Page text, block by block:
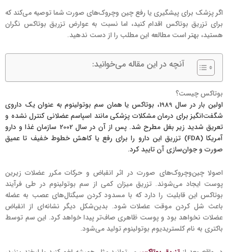
اگر پزشک برای پیشگیری یا رفع چین وچروک‌های صورت شما توصیه می‌کند که
برای تزریق بوتاکس اقدام کنید، اما نسبت به عوارض تزریق بوتاکس نگران
هستید، بهتر است مطالعه این مطلب را از دست ندهید.
آنچه در این مقاله می‌خوانید:
بوتاکس چیست؟
اولین بار در سال 1989، بوتاکس یا همان سم بوتولینوم به ‌عنوان یک داروی
شگفت‌انگیز برای درمان مشکلات پزشکی مانند اسپاسم عضلانی کنترل نشده و
تعریق شدید زیر بغل مطرح شد. پس از آن در سال 2002 سازمان غذا و دارو
آمریکا (FDA) تزریق این دارو را برای رفع یا کاهش خطوط خفیف تا عمیق
صورت و جوان‌سازی آن تایید کرد.
اصولا چین‌و‌چروک‌های صورت در اثر انقباض و حرکات مکرر عضلات زیرین
پوست ایجاد می‌شوند. تزریق میزان کمی از سم بوتولینوم در طی فرآیند
بوتاکس این قابلیت را دارد که با مسدود کردن سیگنال‌های عصب به عضله
باعث شل کردن موقت عضلات شود. بدین‌شکل دیگر نشانه‌ای از انقباض
عضلات نخواهد بود و پوست ظاهری صاف‌تر پیدا خواهد کرد. این سم توسط
باکتری به نام کلستریدیوم بوتولینوم تولید می‌شود.